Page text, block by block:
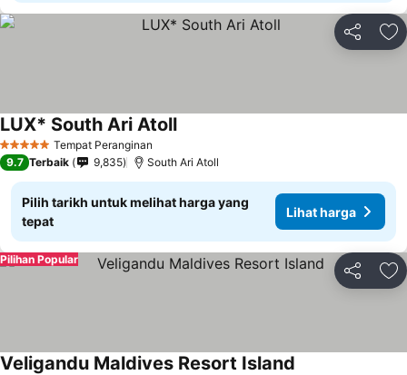
Kongsi
5 Bintang Tempat Peranginan
LUX* South Ari Atoll
9.7 Terbaik 9,835 South Ari Atoll
Pilih tarikh untuk melihat harga yang
tepat
Lihat harga
Kongsi
Pilihan Popular
Veligandu Maldives Resort Island